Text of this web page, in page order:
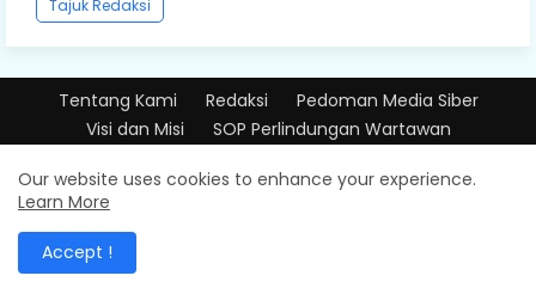
Tajuk Redaksi
Tentang Kami Redaksi
Pedoman Media Siber
Visi dan Misi
SOP Perlindungan Wartawan
Our website uses cookies to enhance your experience.
Learn More
Accept !